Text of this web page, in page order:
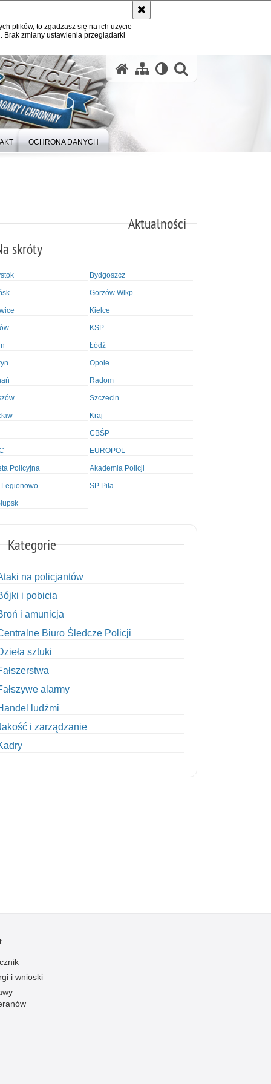
plików, to zgadzasz się na ich użycie
zmiany ustawienia przeglądarki
OCHRONA DANYCH
Aktualności
skróty
Bydgoszcz
Gorzów Wlkp.
Kielce
KSP
Łódź
Opole
Radom
Szczecin
Kraj
CBŚP
EUROPOL
Policyjna Akademia Policji
Legionowo SP Piła
Kategorie
na policjantów
i pobicia
i amunicja
Biuro Śledcze Policji
sztuki
alarmy
ludźmi
i zarządzanie
kierujący
opiekunowie
i wnioski